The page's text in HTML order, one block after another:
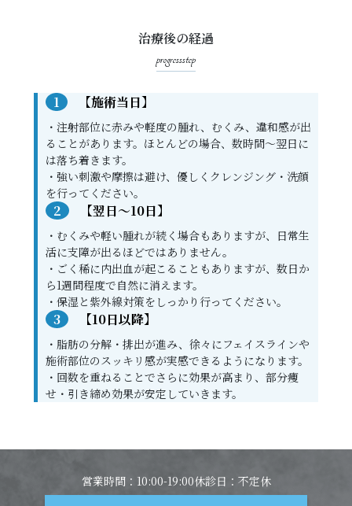
治療後の経過
progressstep
1 【施術当日】
・注射部位に赤みや軽度の腫れ、むくみ、違和感が出
ることがあります。ほとんどの場合、数時間〜翌日に
は落ち着きます。
・強い刺激や摩擦は避け、優しくクレンジング・洗顔
を行ってください。
2 【翌日〜10日】
・むくみや軽い腫れが続く場合もありますが、日常生
活に支障が出るほどではありません。
・ごく稀に内出血が起こることもありますが、数日か
ら1週間程度で自然に消えます。
・保湿と紫外線対策をしっかり行ってください。
3 【10日以降】
・脂肪の分解・排出が進み、徐々にフェイスラインや
施術部位のスッキリ感が実感できるようになります。
・回数を重ねることでさらに効果が高まり、部分痩
せ・引き締め効果が安定していきます。
営業時間：10:00-19:00休診日：不定休